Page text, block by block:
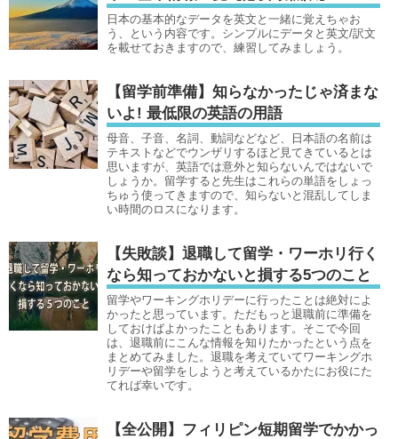
日本の基本的なデータを英文と一緒に覚えちゃお
う、という内容です。シンプルにデータと英文/訳文
を載せておきますので、練習してみましょう。
【留学前準備】知らなかったじゃ済まな
いよ! 最低限の英語の用語
母音、子音、名詞、動詞などなど、日本語の名前は
テキストなどでウンザリするほど見てきているとは
思いますが、英語では意外と知らないんではないで
しょうか。留学すると先生はこれらの単語をしょっ
ちゅう使ってきますので、知らないと混乱してしま
い時間のロスになります。
【失敗談】退職して留学・ワーホリ行く
なら知っておかないと損する5つのこと
留学やワーキングホリデーに行ったことは絶対によ
かったと思っています。ただもっと退職前に準備を
しておけばよかったこともあります。そこで今回
は、退職前にこんな情報を知りたかったという点を
まとめてみました。退職を考えていてワーキングホ
リデーや留学をしようと考えているかたにお役にた
てれば幸いです。
【全公開】フィリピン短期留学でかかっ